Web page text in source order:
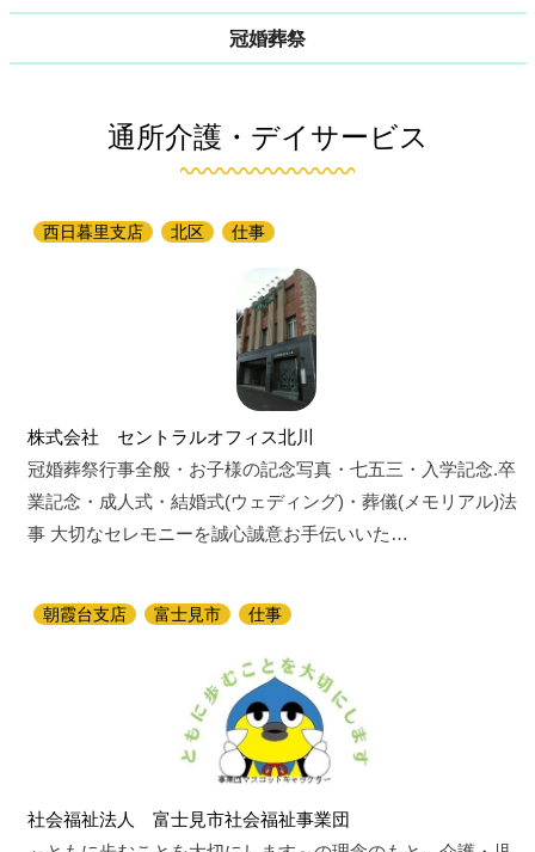
冠婚葬祭
通所介護・デイサービス
西日暮里支店 北区 仕事
株式会社 セントラルオフィス北川
冠婚葬祭行事全般・お子様の記念写真・七五三・入学記念.卒
業記念・成人式・結婚式(ウェディング)・葬儀(メモリアル)法
事 大切なセレモニーを誠心誠意お手伝いいた…
朝霞台支店 富士見市 仕事
社会福祉法人 富士見市社会福祉事業団